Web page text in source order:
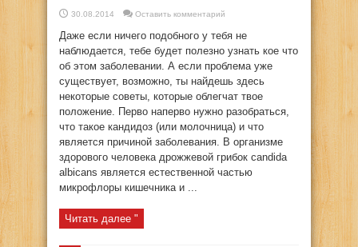
30.08.2014 Оставить комментарий
Даже если ничего подобного у тебя не
наблюдается, тебе будет полезно узнать кое что
об этом заболевании. А если проблема уже
существует, возможно, ты найдешь здесь
некоторые советы, которые облегчат твое
положение. Перво наперво нужно разобраться,
что такое кандидоз (или молочница) и что
является причиной заболевания. В организме
здорового человека дрожжевой грибок candida
albicans является естественной частью
микрофлоры кишечника и ...
Читать далее "